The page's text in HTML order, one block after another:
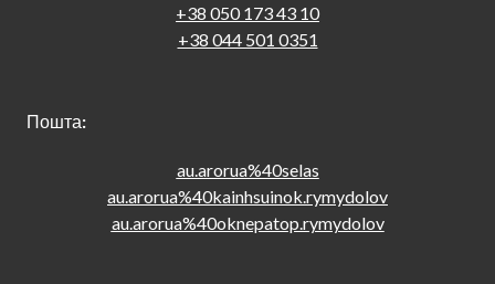
+38 050 173 43 10
+38 044 501 0351
Пошта:
au.arorua%40selas
au.arorua%40kainhsuinok.rymydolov
au.arorua%40oknepatop.rymydolov